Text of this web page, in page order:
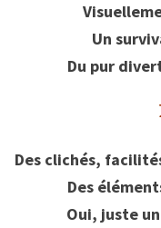
Un
Du pur
Des clichés,
Des
Oui, juste